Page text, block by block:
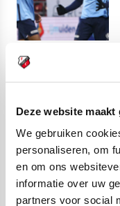
Deze website
We gebruiken
personaliseren, om
en om ons
informatie over uw
partners voor social